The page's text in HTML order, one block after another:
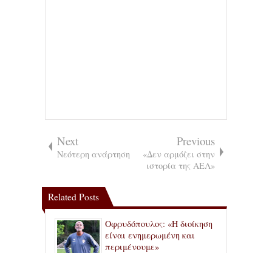
Next
Νεότερη ανάρτηση
Previous
«Δεν αρμόζει στην
ιστορία της ΑΕΛ»
Related Posts
Οφρυδόπουλος: «Η διοίκηση
είναι ενημερωμένη και
περιμένουμε»